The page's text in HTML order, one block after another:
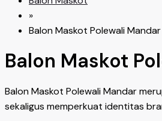
»
Balon Maskot Polewali Mandar
Balon Maskot
Balon Maskot Polewali Mandar
sekaligus memperkuat identitas